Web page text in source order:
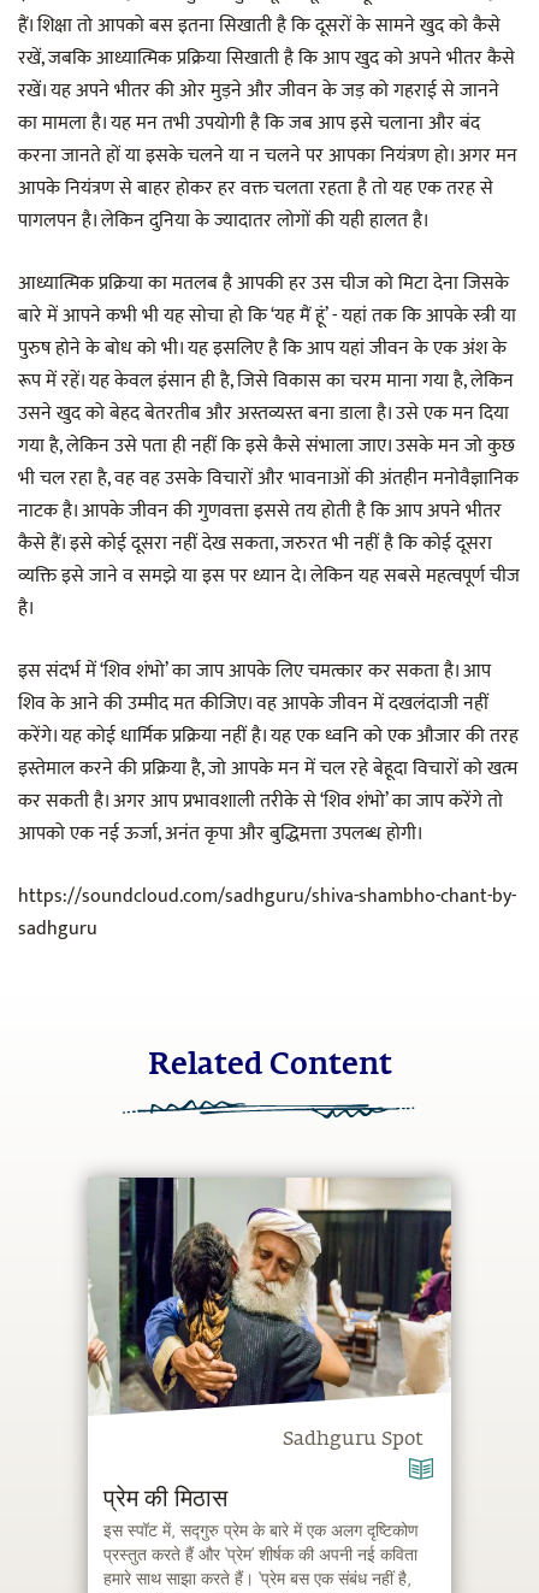
हैं। शिक्षा तो आपको बस इतना सिखाती है कि दूसरों के सामने खुद को कैसे
रखें, जबकि आध्यात्मिक प्रक्रिया सिखाती है कि आप खुद को अपने भीतर कैसे
रखें। यह अपने भीतर की ओर मुड़ने और जीवन के जड़ को गहराई से जानने
का मामला है। यह मन तभी उपयोगी है कि जब आप इसे चलाना और बंद
करना जानते हों या इसके चलने या न चलने पर आपका नियंत्रण हो। अगर मन
आपके नियंत्रण से बाहर होकर हर वक्त चलता रहता है तो यह एक तरह से
पागलपन है। लेकिन दुनिया के ज्यादातर लोगों की यही हालत है।
आध्यात्मिक प्रक्रिया का मतलब है आपकी हर उस चीज को मिटा देना जिसके
बारे में आपने कभी भी यह सोचा हो कि ‘यह मैं हूं’ - यहां तक कि आपके स्त्री या
पुरुष होने के बोध को भी। यह इसलिए है कि आप यहां जीवन के एक अंश के
रूप में रहें। यह केवल इंसान ही है, जिसे विकास का चरम माना गया है, लेकिन
उसने खुद को बेहद बेतरतीब और अस्तव्यस्त बना डाला है। उसे एक मन दिया
गया है, लेकिन उसे पता ही नहीं कि इसे कैसे संभाला जाए। उसके मन जो कुछ
भी चल रहा है, वह वह उसके विचारों और भावनाओं की अंतहीन मनोवैज्ञानिक
नाटक है। आपके जीवन की गुणवत्ता इससे तय होती है कि आप अपने भीतर
कैसे हैं। इसे कोई दूसरा नहीं देख सकता, जरुरत भी नहीं है कि कोई दूसरा
व्यक्ति इसे जाने व समझे या इस पर ध्यान दे। लेकिन यह सबसे महत्वपूर्ण चीज
है।
इस संदर्भ में ‘शिव शंभो’ का जाप आपके लिए चमत्कार कर सकता है। आप
शिव के आने की उम्मीद मत कीजिए। वह आपके जीवन में दखलंदाजी नहीं
करेंगे। यह कोई धार्मिक प्रक्रिया नहीं है। यह एक ध्वनि को एक औजार की तरह
इस्तेमाल करने की प्रक्रिया है, जो आपके मन में चल रहे बेहूदा विचारों को खत्म
कर सकती है। अगर आप प्रभावशाली तरीके से ‘शिव शंभो’ का जाप करेंगे तो
आपको एक नई ऊर्जा, अनंत कृपा और बुद्धिमत्ता उपलब्ध होगी।
https://soundcloud.com/sadhguru/shiva-shambho-chant-by-
sadhguru
Related Content
Sadhguru Spot
प्रेम की मिठास
इस स्पॉट में, सद्गुरु प्रेम के बारे में एक अलग दृष्टिकोण
प्रस्तुत करते हैं और ‘प्रेम’ शीर्षक की अपनी नई कविता
हमारे साथ साझा करते हैं। ‘प्रेम बस एक संबंध नहीं है,